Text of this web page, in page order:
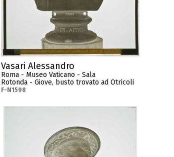
Vasari Alessandro
Roma - Museo Vaticano - Sala
Rotonda - Giove, busto trovato ad Otricoli
F-N1598